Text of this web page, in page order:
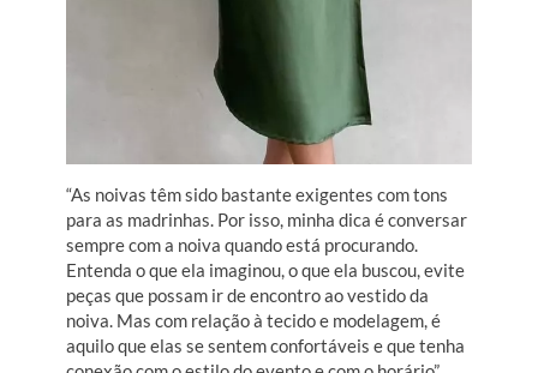
“As noivas têm sido bastante exigentes com tons
para as madrinhas. Por isso, minha dica é conversar
sempre com a noiva quando está procurando.
Entenda o que ela imaginou, o que ela buscou, evite
peças que possam ir de encontro ao vestido da
noiva. Mas com relação à tecido e modelagem, é
aquilo que elas se sentem confortáveis e que tenha